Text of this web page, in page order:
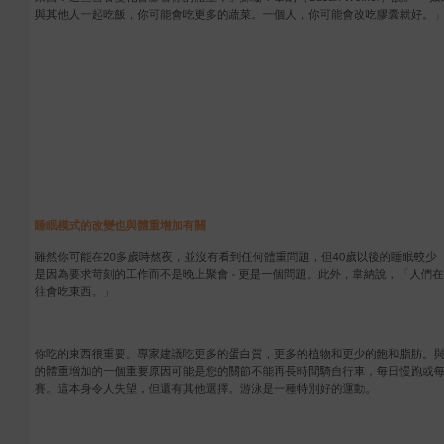
與其他人一起吃飯，你可能會吃更多的蔬菜。一個人，你可能會改吃膠囊就好。
睡眠模式的改變也與體重增加有關
雖然你可能在20多歲時熬夜，並沒有看到任何體重問題，但40歲以後的睡眠較少
是因為要求苛刻的工作而不是晚上聚會 - 更是一個問題。此外，韋納說，「人們
往會吃東西。」
你吃的東西很重要。專家建議吃更多的蛋白質，更多的植物和更少的飽和脂肪。
的體重增加的一個重要原因可能是您的關節不能再長時間騎自行車，每日慢跑或
賽。這本身令人失望，但還有其他選擇。游泳是一種特別好的運動。